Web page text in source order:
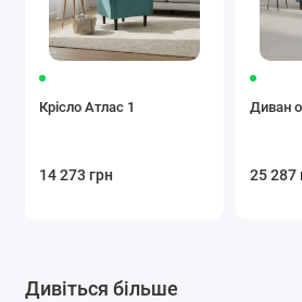
Крісло Атлас 1
14 273 грн
Диван
25 287
Дивіться більше